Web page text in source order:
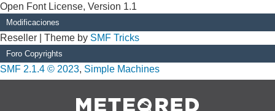
Open Font License, Version 1.1
Modificaciones
Reseller | Theme by SMF Tricks
Foro Copyrights
SMF 2.1.4 © 2023, Simple Machines